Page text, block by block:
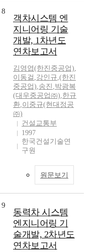
8
객차시스템 엔
지니어링 기술
개발, 1차년도
연차보고서
김영엽(한진중공업),
이동걸 ,강인규,(한진
중공업),송진 ,박광복
(대우중공업㈜),한규
환,이중규(현대정공
㈜)
건설교통부
1997
한국건설기술연
구원
원문보기
9
동력차 시스템
엔지니어링 기
술개발, 2차년도
연차보고서